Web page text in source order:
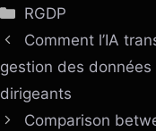
Catégories
RGDP
Comment l’IA
gestion des données
dirigeants
Comparison